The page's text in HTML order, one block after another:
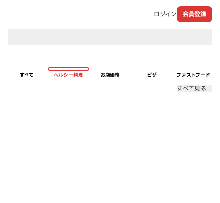
ログイン 会員登録
すべて ヘルシー料理 お店価格 ピザ ファストフード
すべて見る